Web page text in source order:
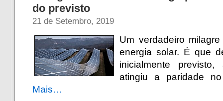
do previsto
21 de Setembro, 2019
Um verdadeiro
energia solar. É que
inicialmente
atingiu a paridade
Mais…